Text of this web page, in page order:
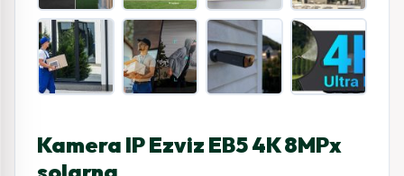
Kamera IP Ezviz EB5 4K 8MPx